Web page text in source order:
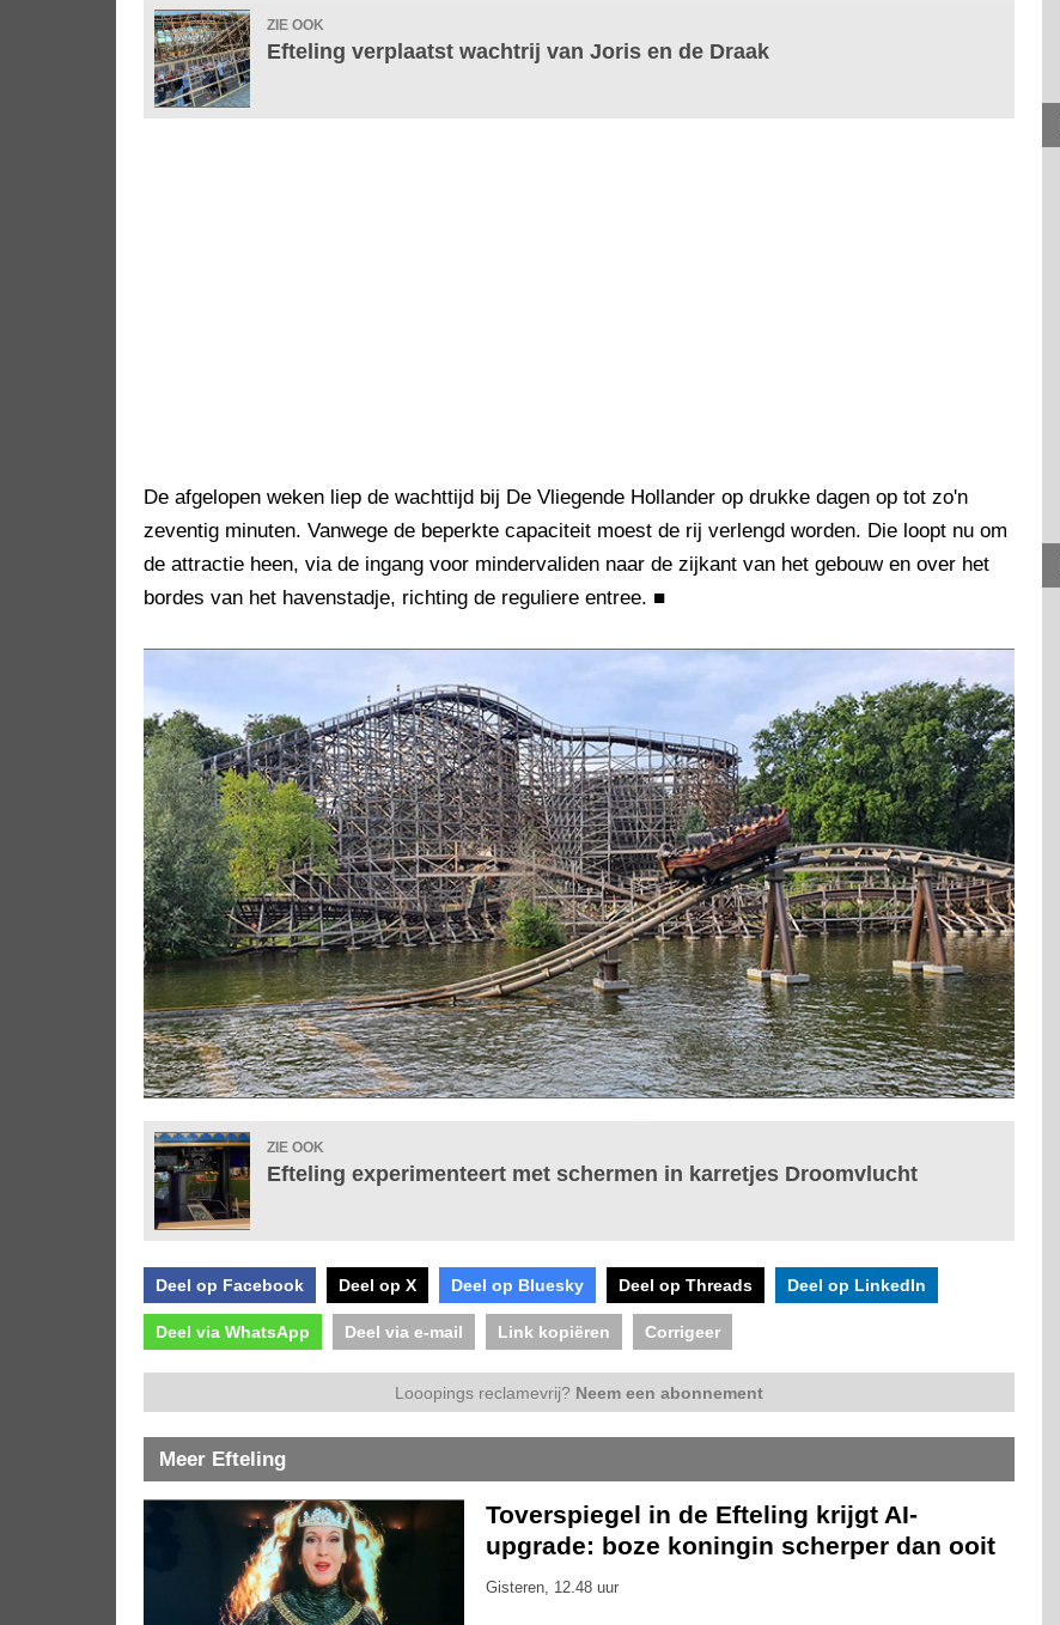
ZIE OOK
Efteling verplaatst wachtrij van Joris en de Draak
De afgelopen weken liep de wachttijd bij De Vliegende Hollander op drukke dagen op tot zo'n
zeventig minuten. Vanwege de beperkte capaciteit moest de rij verlengd worden. Die loopt nu om
de attractie heen, via de ingang voor mindervaliden naar de zijkant van het gebouw en over het
bordes van het havenstadje, richting de reguliere entree. ■
ZIE OOK
Efteling experimenteert met schermen in karretjes Droomvlucht
Deel op Facebook Deel op X Deel op Bluesky Deel op Threads Deel op LinkedIn
Deel via WhatsApp Deel via e-mail Link kopiëren Corrigeer
Looopings reclamevrij? Neem een abonnement
Meer Efteling
Toverspiegel in de Efteling krijgt AI-
upgrade: boze koningin scherper dan ooit
Gisteren, 12.48 uur